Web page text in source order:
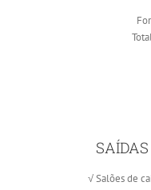
√ Salões de